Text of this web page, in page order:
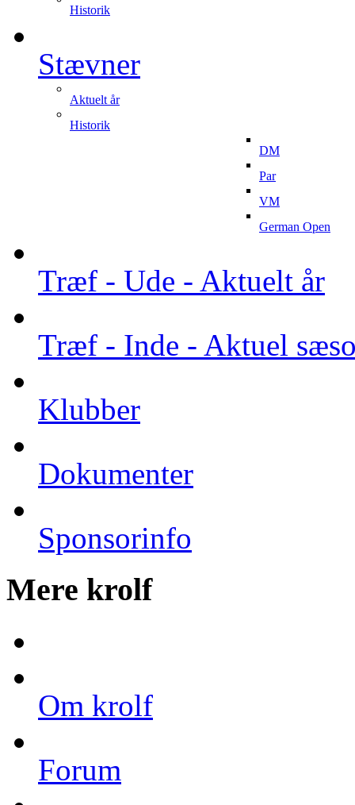
Historik
Stævner
Aktuelt år
Historik
DM
Par
VM
German Open
Træf - Ude - Aktuelt år
Træf - Inde - Aktuel
Klubber
Dokumenter
Sponsorinfo
Mere krolf
Om krolf
Forum